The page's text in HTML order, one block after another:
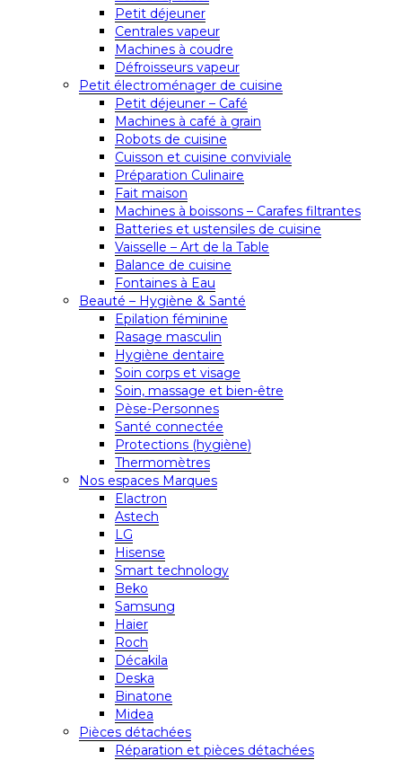
Petit déjeuner
Centrales vapeur
Machines à coudre
Défroisseurs vapeur
Petit électroménager de cuisine
Petit déjeuner – Café
Machines à café à grain
Robots de cuisine
Cuisson et cuisine conviviale
Préparation Culinaire
Fait maison
Machines à boissons – Carafes filtrantes
Batteries et ustensiles de cuisine
Vaisselle – Art de la Table
Balance de cuisine
Fontaines à Eau
Beauté – Hygiène & Santé
Epilation féminine
Rasage masculin
Hygiène dentaire
Soin corps et visage
Soin, massage et bien-être
Pèse-Personnes
Santé connectée
Protections (hygiène)
Thermomètres
Nos espaces Marques
Elactron
Astech
LG
Hisense
Smart technology
Beko
Samsung
Haier
Roch
Décakila
Deska
Binatone
Midea
Pièces détachées
Réparation et pièces détachées